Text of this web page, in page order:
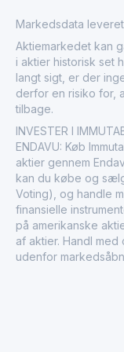
Markedsdata
Aktiemarkedet kan
i aktier historisk set
langt sigt, er der
derfor en risiko for,
tilbage.
INVESTER I
ENDAVU: Køb
aktier gennem
kan du købe og
Voting), og handle
finansielle
på amerikanske
af aktier. Handl
udenfor